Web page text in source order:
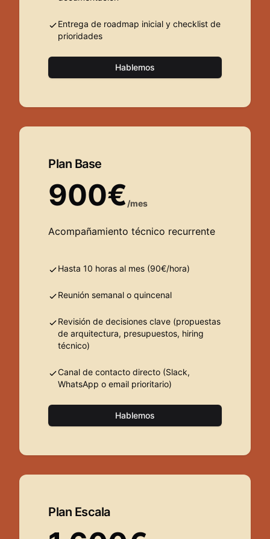
Entrega de roadmap inicial y checklist de
prioridades
Hablemos
Plan Base
900€ /mes
Acompañamiento técnico recurrente
Hasta 10 horas al mes (90€/hora)
Reunión semanal o quincenal
Revisión de decisiones clave (propuestas
de arquitectura, presupuestos, hiring
técnico)
Canal de contacto directo (Slack,
WhatsApp o email prioritario)
Hablemos
Plan Escala